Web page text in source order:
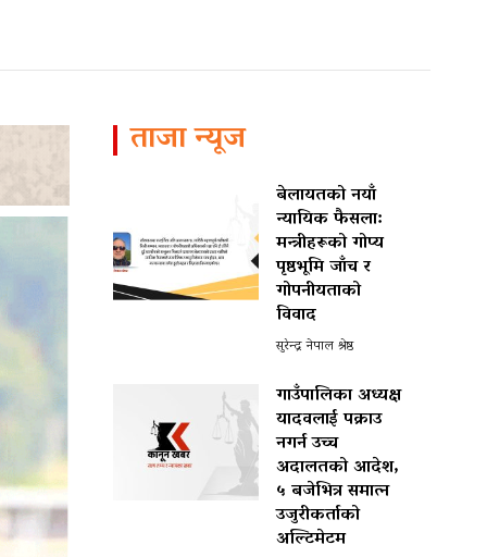
ताजा न्यूज
बेलायतको नयाँ
न्यायिक फैसला:
मन्त्रीहरूको गोप्य
पृष्ठभूमि जाँच र
गोपनीयताको
विवाद
सुरेन्द्र नेपाल श्रेष्ठ
गाउँपालिका अध्यक्ष
यादवलाई पक्राउ
नगर्न उच्च
अदालतको आदेश,
५ बजेभित्र समात्न
उजुरीकर्ताको
अल्टिमेटम